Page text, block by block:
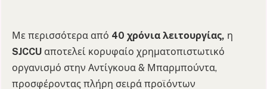
Με περισσότερα από 40 χρόνια λειτουργίας, η
SJCCU αποτελεί κορυφαίο χρηματοπιστωτικό
οργανισμό στην Αντίγκουα & Μπαρμπούντα,
προσφέροντας πλήρη σειρά προϊόντων